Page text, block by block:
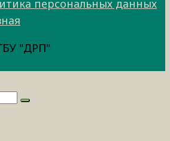
персональных данных
"ДРП"